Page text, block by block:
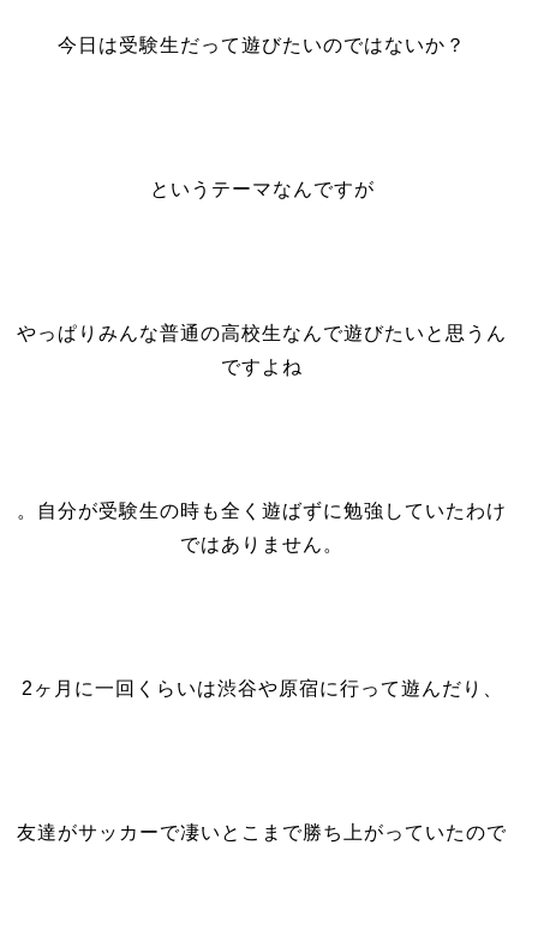
今日は受験生だって遊びたいのではないか？
というテーマなんですが
やっぱりみんな普通の高校生なんで遊びたいと思うん
ですよね
。自分が受験生の時も全く遊ばずに勉強していたわけ
ではありません。
2ヶ月に一回くらいは渋谷や原宿に行って遊んだり、
友達がサッカーで凄いとこまで勝ち上がっていたので